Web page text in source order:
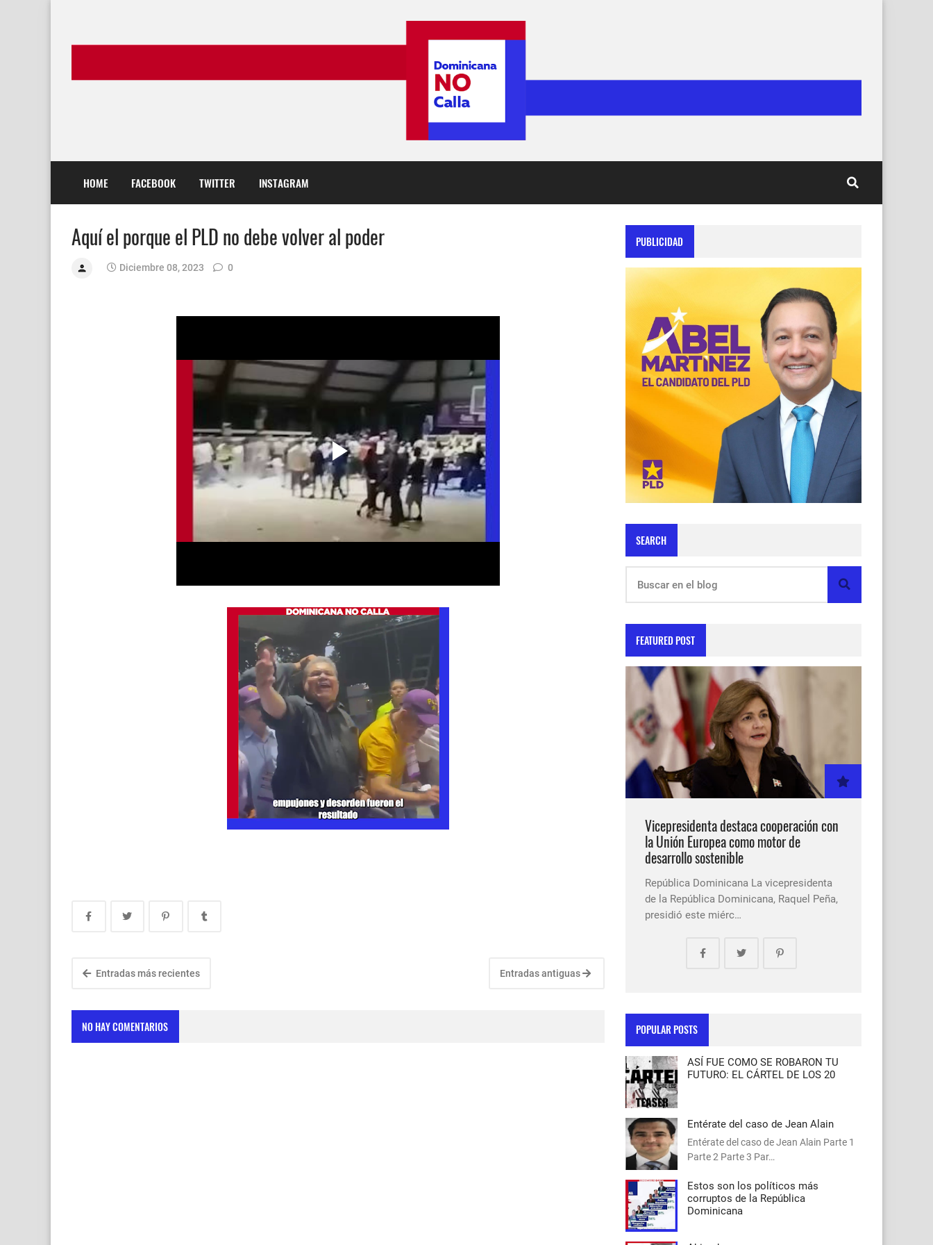
HOME FACEBOOK TWITTER INSTAGRAM
Aquí el porque el PLD no debe volver al poder
Diciembre 08, 2023 0
Entradas más recientes Entradas antiguas
NO HAY COMENTARIOS
PUBLICIDAD
SEARCH
FEATURED POST
Vicepresidenta destaca cooperación con
la Unión Europea como motor de
desarrollo sostenible
República Dominicana La vicepresidenta
de la República Dominicana, Raquel Peña,
presidió este miérc…
POPULAR POSTS
ASÍ FUE COMO SE ROBARON TU
FUTURO: EL CÁRTEL DE LOS 20
Entérate del caso de Jean Alain
Entérate del caso de Jean Alain Parte 1
Parte 2 Parte 3 Par…
Estos son los políticos más
corruptos de la República
Dominicana